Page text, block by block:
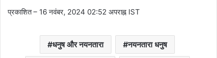
प्रकाशित– 16 नवंबर, 2024 02:52 अपराह्न IST
धनुष और नयनतारा नयनतारा धनुष